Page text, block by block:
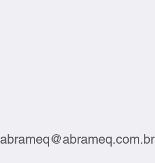
abrameq@abrameq.com.br